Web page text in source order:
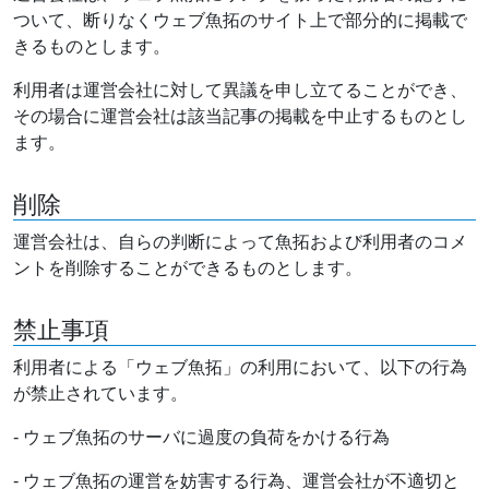
ついて、断りなくウェブ魚拓のサイト上で部分的に掲載で
きるものとします。
利用者は運営会社に対して異議を申し立てることができ、
その場合に運営会社は該当記事の掲載を中止するものとし
ます。
削除
運営会社は、自らの判断によって魚拓および利用者のコメ
ントを削除することができるものとします。
禁止事項
利用者による「ウェブ魚拓」の利用において、以下の行為
が禁止されています。
- ウェブ魚拓のサーバに過度の負荷をかける行為
- ウェブ魚拓の運営を妨害する行為、運営会社が不適切と